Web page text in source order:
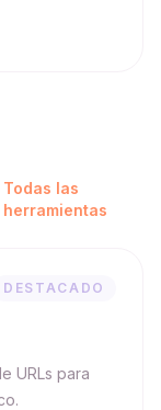
Todas las
herramientas
DESTACADO
URLs para